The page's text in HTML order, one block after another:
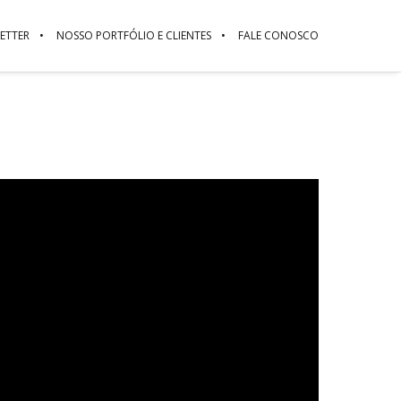
NOSSO PORTFÓLIO E CLIENTES FALE CONOSCO